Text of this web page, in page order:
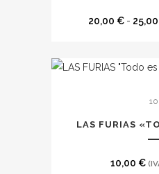
se
20,00 € - 25,00
LAS FURIAS
10,00 €